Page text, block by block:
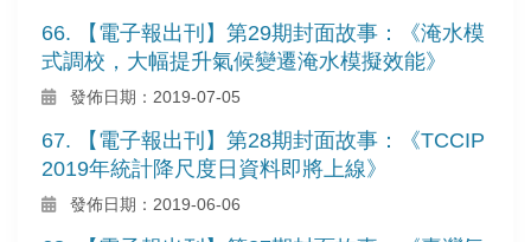
66. 【電子報出刊】第29期封面故事：《淹水模
式調校，大幅提升氣候變遷淹水模擬效能》
發佈日期：2019-07-05
67. 【電子報出刊】第28期封面故事：《TCCIP
2019年統計降尺度日資料即將上線》
發佈日期：2019-06-06